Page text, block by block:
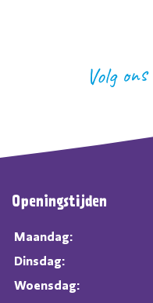
Volg
Openingstijden
Maandag:
Dinsdag:
Woensdag: